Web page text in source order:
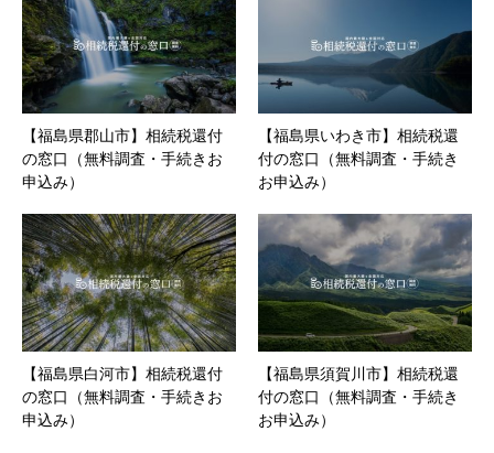
【福島県郡山市】相続税還付
の窓口（無料調査・手続きお
申込み）
【福島県いわき市】相続税還
付の窓口（無料調査・手続き
お申込み）
【福島県白河市】相続税還付
の窓口（無料調査・手続きお
申込み）
【福島県須賀川市】相続税還
付の窓口（無料調査・手続き
お申込み）